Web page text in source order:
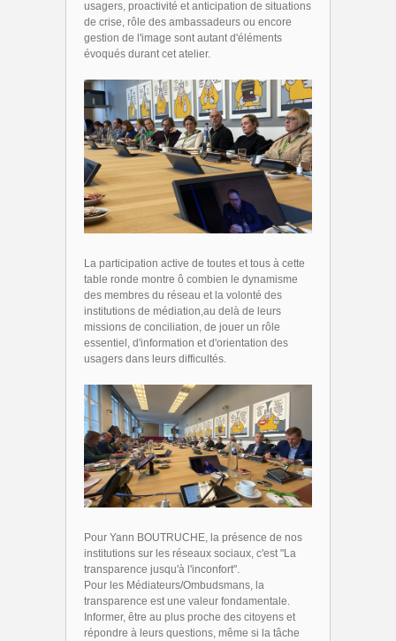
usagers, proactivité et anticipation de situations
de crise, rôle des ambassadeurs ou encore
gestion de l'image sont autant d'éléments
évoqués durant cet atelier.
La participation active de toutes et tous à cette
table ronde montre ô combien le dynamisme
des membres du réseau et la volonté des
institutions de médiation,au delà de leurs
missions de conciliation, de jouer un rôle
essentiel, d'information et d'orientation des
usagers dans leurs difficultés.
Pour Yann BOUTRUCHE, la présence de nos
institutions sur les réseaux sociaux, c'est "La
transparence jusqu'à l'inconfort".
Pour les Médiateurs/Ombudsmans, la
transparence est une valeur fondamentale.
Informer, être au plus proche des citoyens et
répondre à leurs questions, même si la tâche